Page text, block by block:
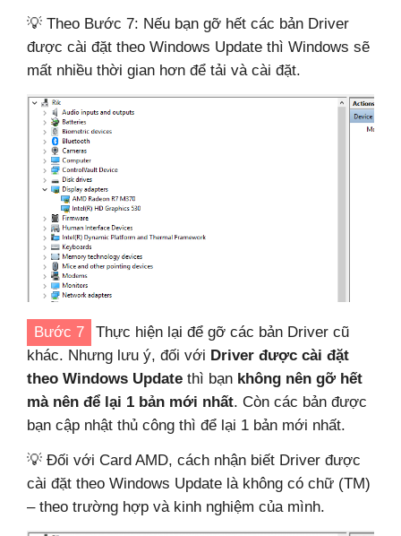
💡 Theo Bước 7: Nếu bạn gỡ hết các bản Driver
được cài đặt theo Windows Update thì Windows sẽ
mất nhiều thời gian hơn để tải và cài đặt.
Bước 7
Thực hiện lại để gỡ các bản Driver cũ
khác. Nhưng lưu ý, đối với Driver được cài đặt
theo Windows Update thì bạn không nên gỡ hết
mà nên để lại 1 bản mới nhất. Còn các bản được
bạn cập nhật thủ công thì để lại 1 bản mới nhất.
💡 Đối với Card AMD, cách nhận biết Driver được
cài đặt theo Windows Update là không có chữ (TM)
– theo trường hợp và kinh nghiệm của mình.